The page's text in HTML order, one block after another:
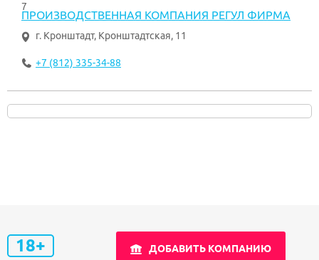
7
ПРОИЗВОДСТВЕННАЯ КОМПАНИЯ РЕГУЛ ФИРМА
г. Кронштадт, Кронштадтская, 11
+7 (812) 335-34-88
18+ ДОБАВИТЬ КОМПАНИЮ